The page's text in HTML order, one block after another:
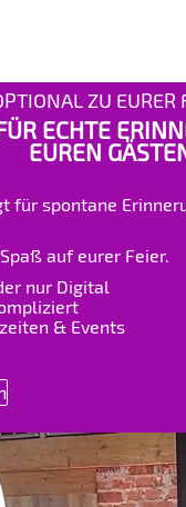
ZU EURER
ECHTE
EUREN
für spontane
auf eurer Feier.
nur Digital
& Events